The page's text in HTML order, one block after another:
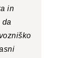
in
da